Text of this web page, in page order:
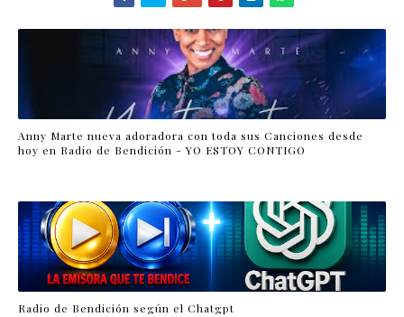
Anny Marte nueva adoradora con toda sus Canciones desde
hoy en Radio de Bendición - YO ESTOY CONTIGO
Radio de Bendición según el Chatgpt